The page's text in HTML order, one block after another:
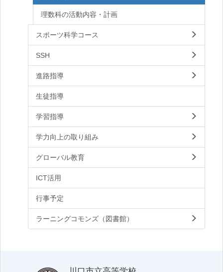
理数科の活動内容・計画
スポーツ科学コース
SSH
進路指導
生徒指導
学習指導
学力向上の取り組み
グローバル教育
ICT活用
行事予定
ラーニングコモンズ（図書館）